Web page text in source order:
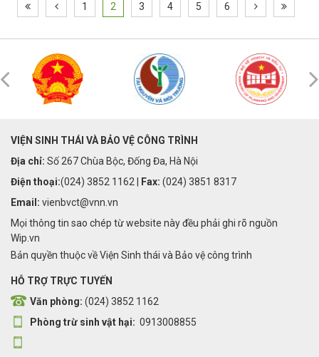
1 2 3 4 5 6
VIỆN SINH THÁI VÀ BẢO VỆ CÔNG TRÌNH
Địa chỉ: Số 267 Chùa Bộc, Đống Đa, Hà Nội
Điện thoại:(024) 3852 1162 | Fax: (024) 3851 8317
Email: vienbvct@vnn.vn
Mọi thông tin sao chép từ website này đều phải ghi rõ nguồn
Wip.vn
Bản quyền thuộc về Viện Sinh thái và Bảo vệ công trình
HỖ TRỢ TRỰC TUYẾN
Văn phòng: (024) 3852 1162
Phòng trừ sinh vật hại: 0913008855